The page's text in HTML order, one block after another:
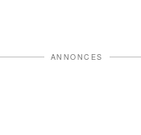
ANNONCES